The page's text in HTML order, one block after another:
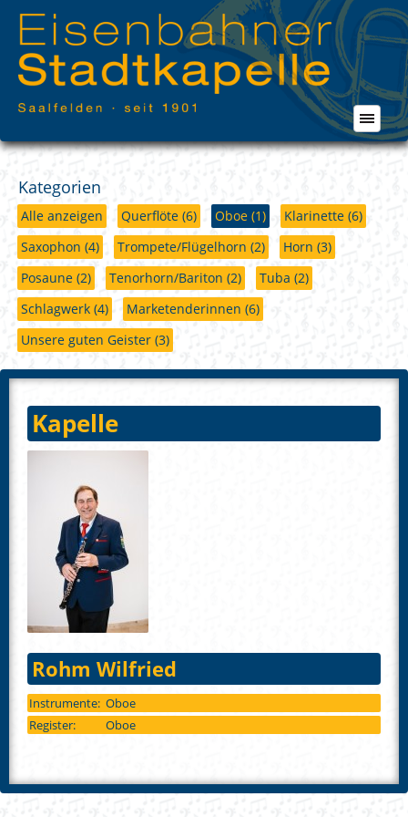
Kategorien
Alle anzeigen Querflöte (6) Oboe (1) Klarinette (6)
Saxophon (4) Trompete/Flügelhorn (2) Horn (3)
Posaune (2) Tenorhorn/Bariton (2) Tuba (2)
Schlagwerk (4) Marketenderinnen (6)
Unsere guten Geister (3)
Kapelle
Rohm Wilfried
Instrumente: Oboe
Register:
Oboe